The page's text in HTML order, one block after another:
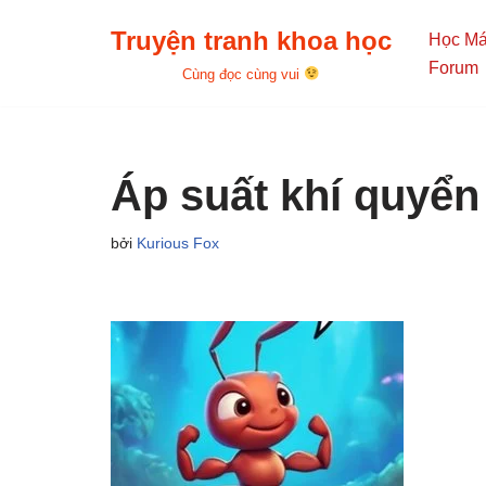
Truyện tranh khoa học
Cùng đọc cùng vui
Học
Forum
Áp suất khí quyển
bởi Kurious Fox